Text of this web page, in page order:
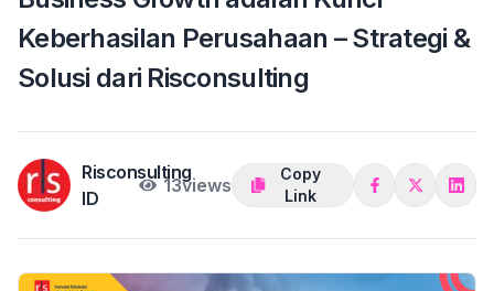
Keberhasilan Perusahaan – Strategi &
Solusi dari Risconsulting
Risconsulting
ID
13views
Copy
Link